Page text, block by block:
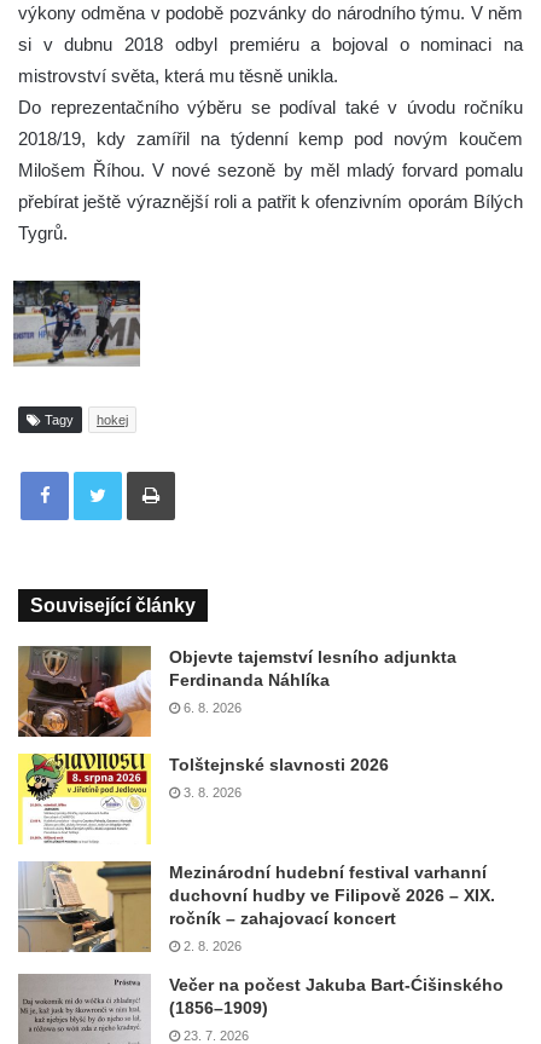
výkony odměna v podobě pozvánky do národního týmu. V něm
si v dubnu 2018 odbyl premiéru a bojoval o nominaci na
mistrovství světa, která mu těsně unikla.
Do reprezentačního výběru se podíval také v úvodu ročníku
2018/19, kdy zamířil na týdenní kemp pod novým koučem
Milošem Říhou. V nové sezoně by měl mladý forvard pomalu
přebírat ještě výraznější roli a patřit k ofenzivním oporám Bílých
Tygrů.
Tagy hokej
Tisknout
Související články
Objevte tajemství lesního adjunkta
Ferdinanda Náhlíka
6. 8. 2026
Tolštejnské slavnosti 2026
3. 8. 2026
Mezinárodní hudební festival varhanní
duchovní hudby ve Filipově 2026 – XIX.
ročník – zahajovací koncert
2. 8. 2026
Večer na počest Jakuba Bart-Ćišinského
(1856–1909)
23. 7. 2026